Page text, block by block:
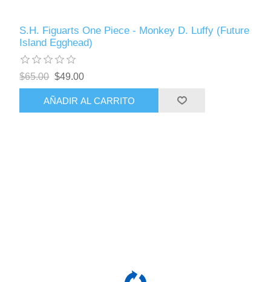
S.H. Figuarts One Piece - Monkey D. Luffy (Future
Island Egghead)
$65.00 $49.00
AÑADIR AL CARRITO